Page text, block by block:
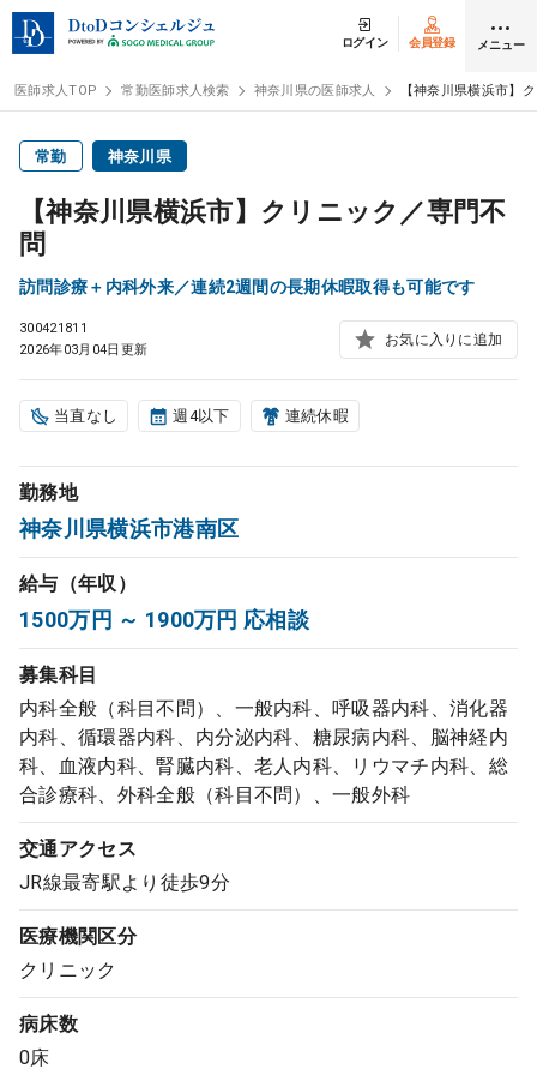
ログイン 会員登録 メニュー
医師求人
常勤検索
スポット検索 アルバイト
DtoDの転職・
コンサルタント
成功事例
転職ノウハウ
受付時間 9:00 ～ 18:00 （平日）
0120-337-613
クリニック開業
お問合せ
採用をお考えの医療機関の方
医師求人TOP 常勤医師求人検索 神奈川県の医師求人 【神奈川県横浜市】
常勤 神奈川県
【神奈川県横浜市】クリニック／専門不
問
訪問診療＋内科外来／連続2週間の長期休暇取得も可能です
300421811
2026年03月04日更新
お気に入りに追加
当直なし 週4以下 連続休暇
勤務地
神奈川県横浜市港南区
給与（年収）
1500万円 ～ 1900万円 応相談
募集科目
内科全般（科目不問）、一般内科、呼吸器内科、消化器
内科、循環器内科、内分泌内科、糖尿病内科、脳神経内
科、血液内科、腎臓内科、老人内科、リウマチ内科、総
合診療科、外科全般（科目不問）、一般外科
交通アクセス
JR線最寄駅より徒歩9分
医療機関区分
クリニック
病床数
0床